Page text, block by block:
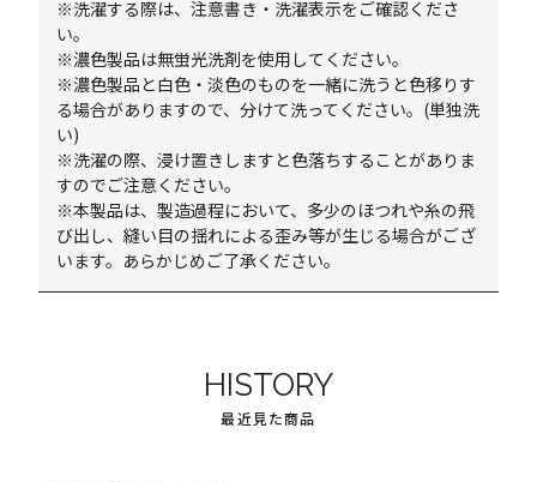
※洗濯する際は、注意書き・洗濯表示をご確認くださ
い。
※濃色製品は無蛍光洗剤を使用してください。
※濃色製品と白色・淡色のものを一緒に洗うと色移りす
る場合がありますので、分けて洗ってください。(単独洗
い)
※洗濯の際、浸け置きしますと色落ちすることがありま
すのでご注意ください。
※本製品は、製造過程において、多少のほつれや糸の飛
び出し、縫い目の揺れによる歪み等が生じる場合がござ
います。あらかじめご了承ください。
HISTORY
最近見た商品